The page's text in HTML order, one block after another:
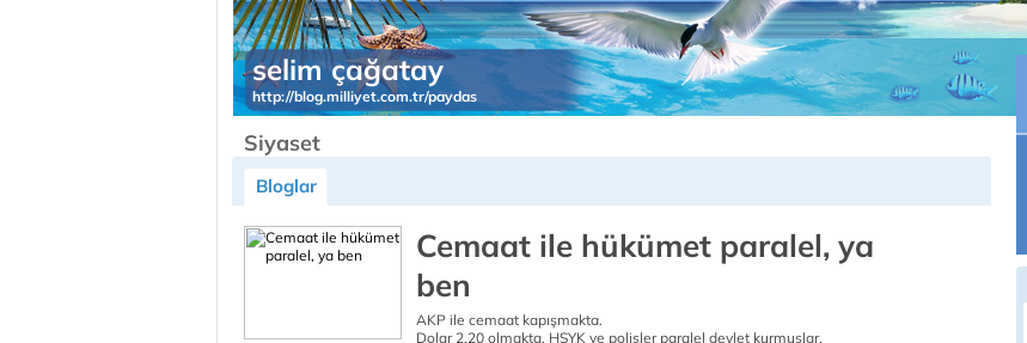
selim çağatay
http://blog.milliyet.com.tr/paydas
Siyaset
Bloglar
Cemaat ile hükümet paralel, ya
ben
AKP ile cemaat kapışmakta.
Dolar 2.20 olmakta. HSYK ve polisler paralel devlet kurmuşlar.